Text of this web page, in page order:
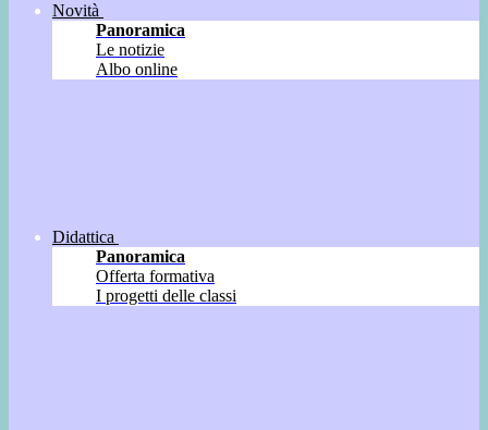
Novità
Panoramica
Le notizie
Albo online
Didattica
Panoramica
Offerta formativa
I progetti delle classi